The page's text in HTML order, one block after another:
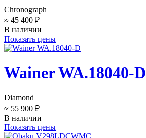
Chronograph
≈ 45 400 ₽
В наличии
Показать цены
Wainer WA.18040-D
Diamond
≈ 55 900 ₽
В наличии
Показать цены